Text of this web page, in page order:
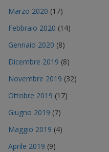
Marzo 2020 (17)
Febbraio 2020 (14)
Gennaio 2020 (8)
Dicembre 2019 (8)
Novembre 2019 (32)
Ottobre 2019 (17)
Giugno 2019 (7)
Maggio 2019 (4)
Aprile 2019 (9)